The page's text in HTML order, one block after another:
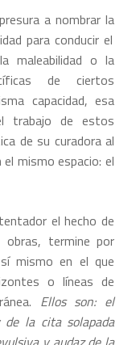
a nombrar la
para conducir el
maleabilidad o la
de ciertos
capacidad, esa
trabajo de estos
de su curadora al
mismo espacio: el
el hecho de
termine por
mismo en el que
o líneas de
Ellos son: el
la cita solapada